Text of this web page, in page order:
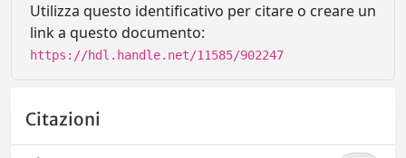
Utilizza questo identificativo per citare o creare un
link a questo documento:
https://hdl.handle.net/11585/902247
Citazioni